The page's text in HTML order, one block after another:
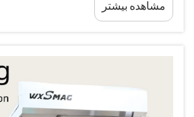
حرفه‌ای می‌دانند که تجهیزات مناسب
عملیات موفق را تشکیل می‌دهد و
مشاهده بیشتر